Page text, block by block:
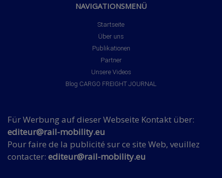
NAVIGATIONSMENÜ
Startseite
Über uns
Publikationen
Partner
Unsere Videos
Blog CARGO FREIGHT JOURNAL
Für Werbung auf dieser Webseite Kontakt über:
editeur@rail-mobility.eu
Pour faire de la publicité sur ce site Web, veuillez
contacter: editeur@rail-mobility.eu